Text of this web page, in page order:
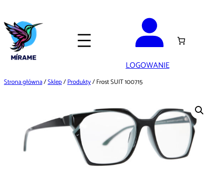
do
treści
LOGOWANIE
Strona główna/Sklep/Produkty/ Frost SUIT 100715